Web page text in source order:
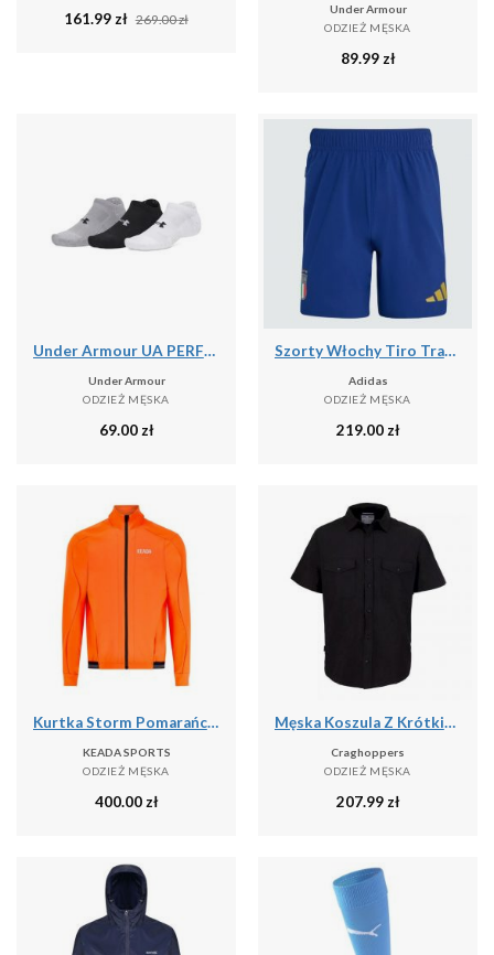
161.99 zł 269.00zł
Under Armour
ODZIEŻ MĘSKA
89.99 zł
Under Armour UA PERFORMANCE COTTON 3PK NS Skarpetki unisex
Under Armour
ODZIEŻ MĘSKA
69.00 zł
Szorty Włochy Tiro Travel
Adidas
ODZIEŻ MĘSKA
219.00 zł
Kurtka Storm Pomarańczowa – Męska Termiczna Kurtka Kolarska
KEADA SPORTS
ODZIEŻ MĘSKA
400.00 zł
Męska Koszula Z Krótkim Rękawem Expert Kiwi
Craghoppers
ODZIEŻ MĘSKA
207.99 zł